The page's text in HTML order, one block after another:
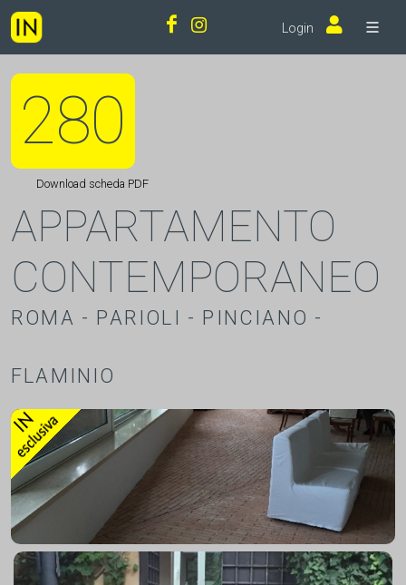
Login
280
Download scheda PDF
APPARTAMENTO
CONTEMPORANEO
ROMA - PARIOLI - PINCIANO -
FLAMINIO